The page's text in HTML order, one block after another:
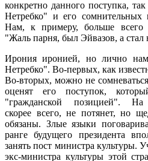
конкретно данного поступка,
Нетребко" и его сомнительных
Нам, к примеру, больше всего
"Жаль парня, был Эйвазов, а стал
Ирония иронией, но лично
Нетребко". Во-первых, как
Во-вторых, можно не
оценят его поступок,
"гражданской позицией". На
скорее всего, не потянет, но
обязаны. Злые языки
ранге будущего президента
занять пост министра культуры.
экс-министра культуры этой